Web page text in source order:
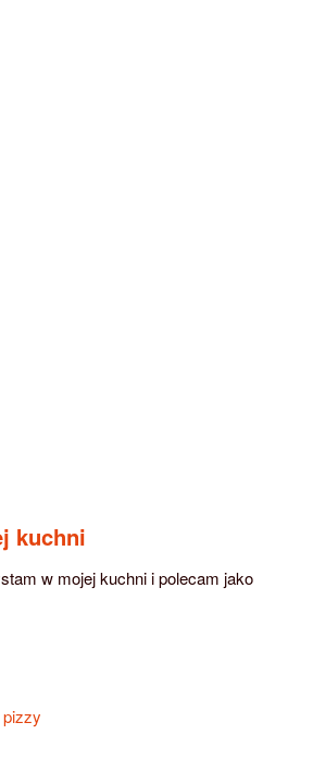
kuchni
w mojej kuchni i polecam jako